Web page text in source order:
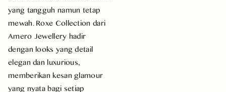
yang tangguh namun tetap
mewah. Roxe Collection dari
Amero Jewellery hadir
dengan looks yang detail
elegan dan luxurious,
memberikan kesan glamour
yang nyata bagi setiap